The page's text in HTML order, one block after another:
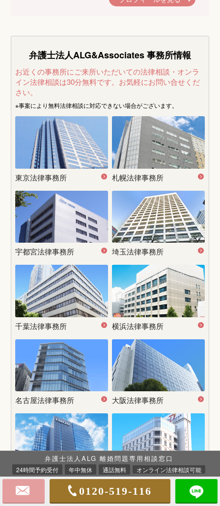
弁護士法人ALG&Associates事務所情報
お近くの事務所にご来所いただいての法律相談・オンラ
イン法律相談は30分無料です。 お気軽にお問い合せくだ
さい。
※事案により無料法律相談に対応できない場合がございます。
東京法律事務所 札幌法律事務所
宇都宮法律事務所 埼玉法律事務所
千葉法律事務所 横浜法律事務所
名古屋法律事務所 大阪法律事務所
神戸法律事務所 姫路法律事務所
弁護士法人ALG 離婚問題専用相談窓口
24時間予約受付 年中無休 通話無料 オンライン法律相談可能
0120-519-116